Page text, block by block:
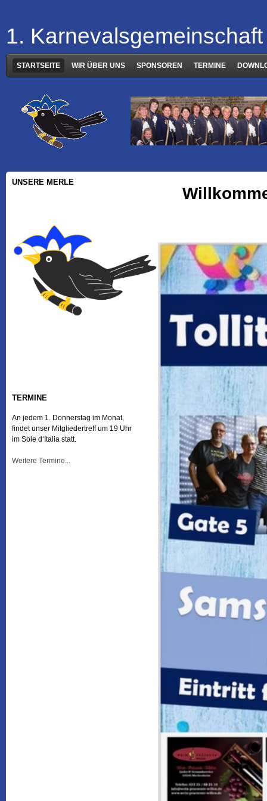
1.
STARTSEITE WIR ÜBER UNS SPONSOREN TERMINE
UNSERE MERLE
TERMINE
An jedem 1. Donnerstag im Monat,
findet unser Mitgliedertreff um 19 Uhr
im Sole d‘Italia statt.
Weitere Termine...